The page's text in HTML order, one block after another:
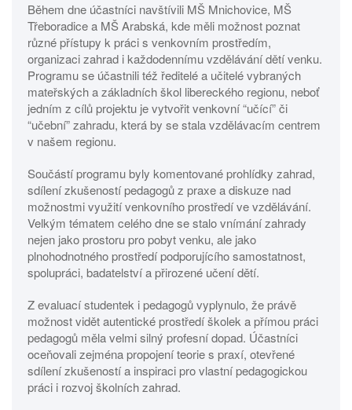
Během dne účastníci navštívili MŠ Mnichovice, MŠ
Třeboradice a MŠ Arabská, kde měli možnost poznat
různé přístupy k práci s venkovním prostředím,
organizaci zahrad i každodennímu vzdělávání dětí venku.
Programu se účastnili též ředitelé a učitelé vybraných
mateřských a základních škol libereckého regionu, neboť
jedním z cílů projektu je vytvořit venkovní “učící” či
“učební” zahradu, která by se stala vzdělávacím centrem
v našem regionu.
Součástí programu byly komentované prohlídky zahrad,
sdílení zkušeností pedagogů z praxe a diskuze nad
možnostmi využití venkovního prostředí ve vzdělávání.
Velkým tématem celého dne se stalo vnímání zahrady
nejen jako prostoru pro pobyt venku, ale jako
plnohodnotného prostředí podporujícího samostatnost,
spolupráci, badatelství a přirozené učení dětí.
Z evaluací studentek i pedagogů vyplynulo, že právě
možnost vidět autentické prostředí školek a přímou práci
pedagogů měla velmi silný profesní dopad. Účastníci
oceňovali zejména propojení teorie s praxí, otevřené
sdílení zkušeností a inspiraci pro vlastní pedagogickou
práci i rozvoj školních zahrad.